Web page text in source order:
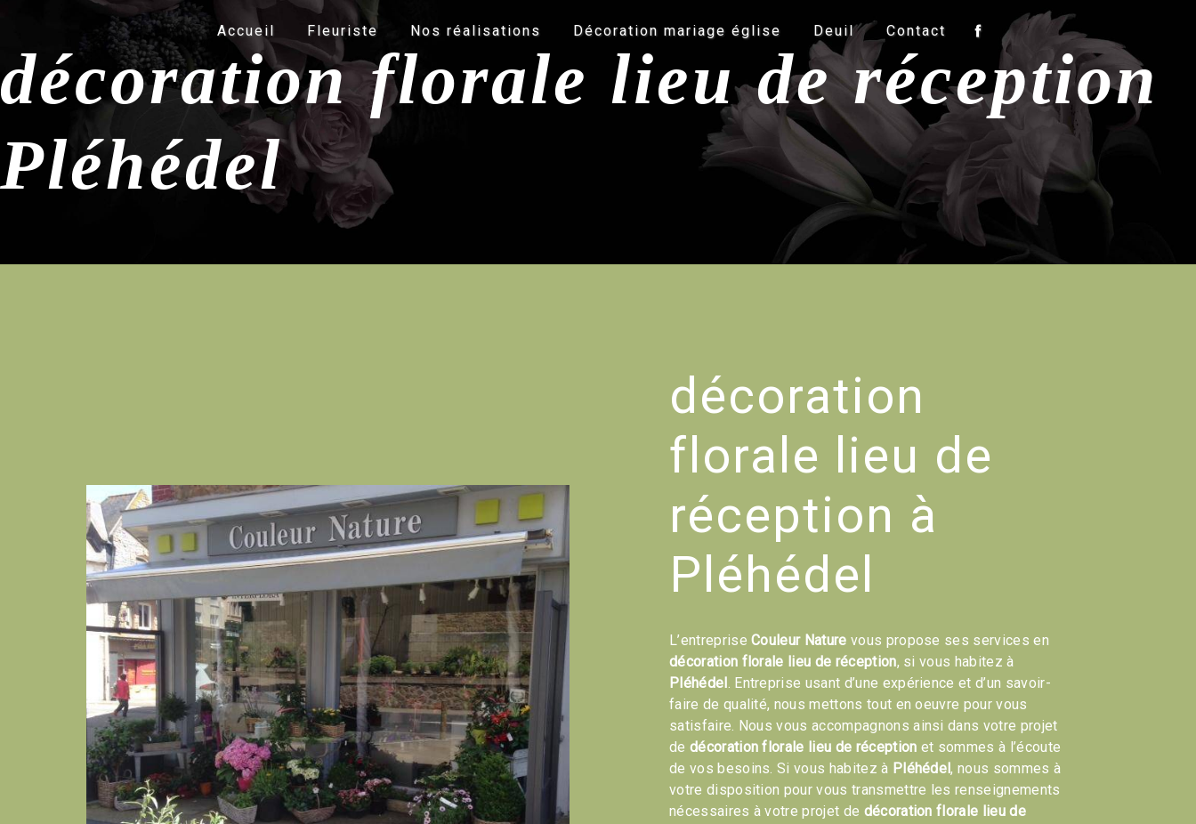
Panneau de gestion des cookies
Accueil Fleuriste Nos réalisations Décoration mariage église Deuil Contact
décoration florale lieu de réception
Pléhédel
décoration
florale lieu de
réception à
Pléhédel
L’entrepriseCouleur Nature vous propose ses services en
décoration florale lieu de réception, si vous habitez à
Pléhédel. Entreprise usant d’une expérience et d’un savoir-
faire de qualité, nous mettons tout en oeuvre pour vous
satisfaire. Nous vous accompagnons ainsi dans votre projet
de décoration florale lieu de réception et sommes à l’écoute
de vos besoins. Si vous habitez à Pléhédel, nous sommes à
votre disposition pour vous transmettre les renseignements
nécessaires à votre projet de décoration florale lieu de